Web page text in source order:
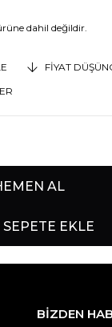
dahil değildir.
FIYAT
BİZDEN